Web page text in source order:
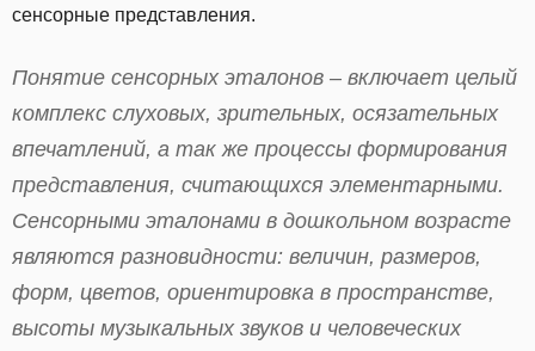
сенсорные представления.
Понятие сенсорных эталонов – включает целый
комплекс слуховых, зрительных, осязательных
впечатлений, а так же процессы формирования
представления, считающихся элементарными.
Сенсорными эталонами в дошкольном возрасте
являются разновидности: величин, размеров,
форм, цветов, ориентировка в пространстве,
высоты музыкальных звуков и человеческих